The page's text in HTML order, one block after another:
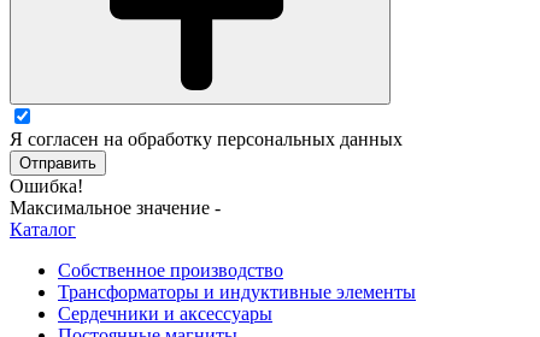
Я согласен на обработку персональных данных
Отправить
Ошибка!
Максимальное значение -
Каталог
Собственное производство
Трансформаторы и индуктивные элементы
Сердечники и аксессуары